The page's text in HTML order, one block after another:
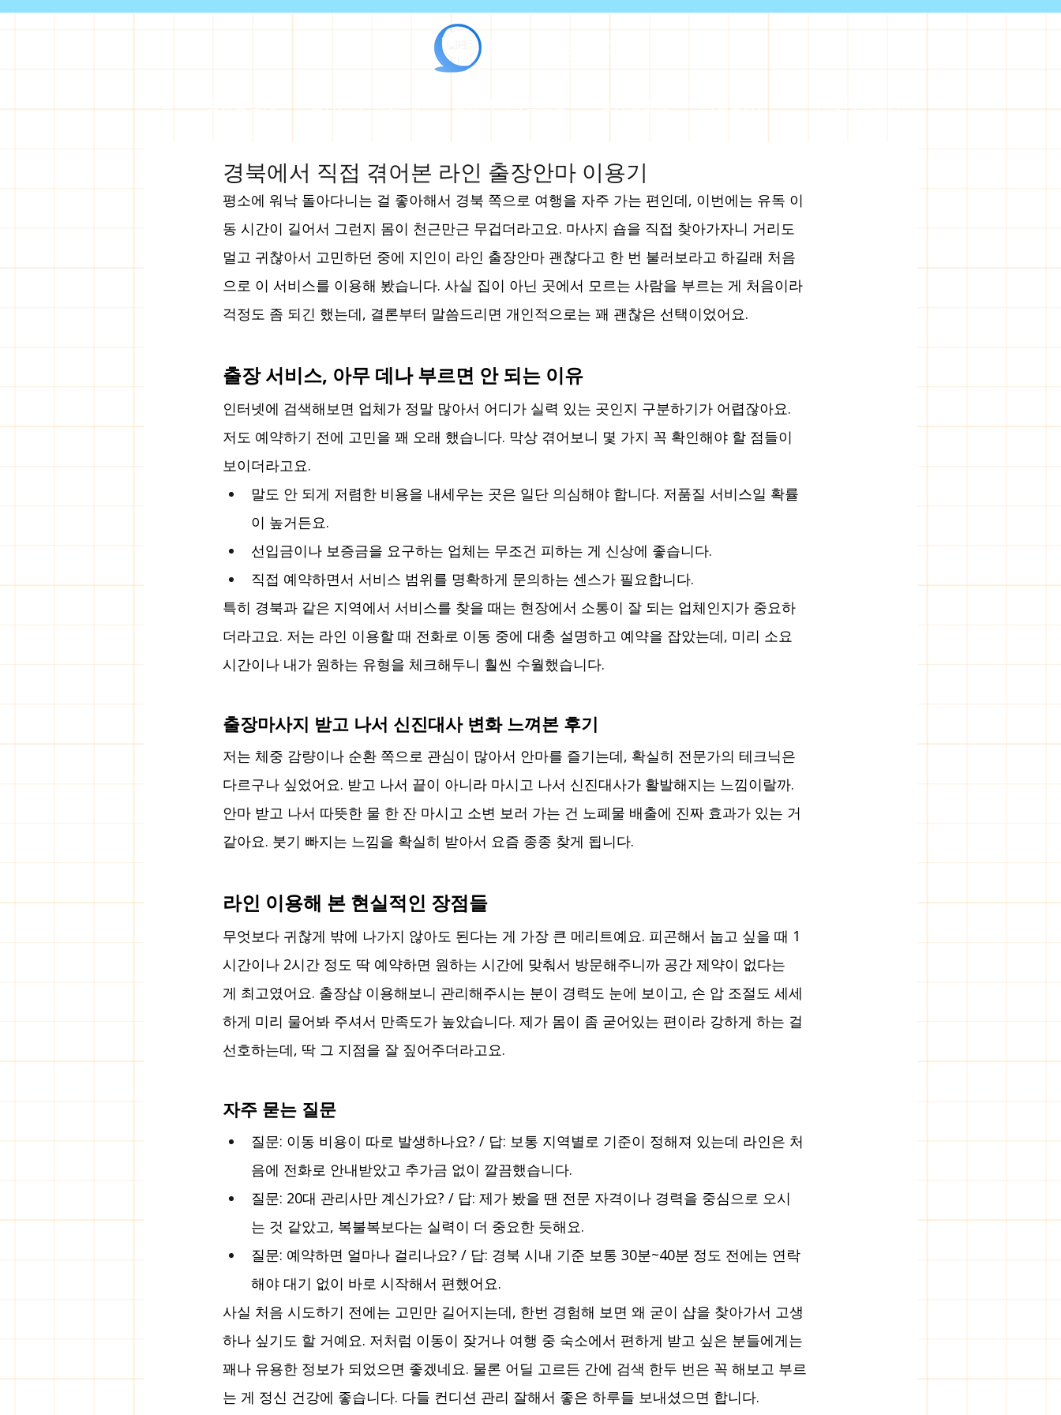
라인출장안마
홈 출장샵 소개 출장안마 이용안내 출장 매니저 프로필 출장 블로그 서울출장안마 전체 지역 보기
경북에서 직접 겪어본 라인 출장안마 이용기
평소에 워낙 돌아다니는 걸 좋아해서 경북 쪽으로 여행을 자주 가는 편인데, 이번에는 유독 이
동 시간이 길어서 그런지 몸이 천근만근 무겁더라고요. 마사지 숍을 직접 찾아가자니 거리도
멀고 귀찮아서 고민하던 중에 지인이 라인 출장안마 괜찮다고 한 번 불러보라고 하길래 처음
으로 이 서비스를 이용해 봤습니다. 사실 집이 아닌 곳에서 모르는 사람을 부르는 게 처음이라
걱정도 좀 되긴 했는데, 결론부터 말씀드리면 개인적으로는 꽤 괜찮은 선택이었어요.
출장 서비스, 아무 데나 부르면 안 되는 이유
인터넷에 검색해보면 업체가 정말 많아서 어디가 실력 있는 곳인지 구분하기가 어렵잖아요.
저도 예약하기 전에 고민을 꽤 오래 했습니다. 막상 겪어보니 몇 가지 꼭 확인해야 할 점들이
보이더라고요.
말도 안 되게 저렴한 비용을 내세우는 곳은 일단 의심해야 합니다. 저품질 서비스일 확률
이 높거든요.
선입금이나 보증금을 요구하는 업체는 무조건 피하는 게 신상에 좋습니다.
직접 예약하면서 서비스 범위를 명확하게 문의하는 센스가 필요합니다.
특히 경북과 같은 지역에서 서비스를 찾을 때는 현장에서 소통이 잘 되는 업체인지가 중요하
더라고요. 저는 라인 이용할 때 전화로 이동 중에 대충 설명하고 예약을 잡았는데, 미리 소요
시간이나 내가 원하는 유형을 체크해두니 훨씬 수월했습니다.
출장마사지 받고 나서 신진대사 변화 느껴본 후기
저는 체중 감량이나 순환 쪽으로 관심이 많아서 안마를 즐기는데, 확실히 전문가의 테크닉은
다르구나 싶었어요. 받고 나서 끝이 아니라 마시고 나서 신진대사가 활발해지는 느낌이랄까.
안마 받고 나서 따뜻한 물 한 잔 마시고 소변 보러 가는 건 노폐물 배출에 진짜 효과가 있는 거
같아요. 붓기 빠지는 느낌을 확실히 받아서 요즘 종종 찾게 됩니다.
라인 이용해 본 현실적인 장점들
무엇보다 귀찮게 밖에 나가지 않아도 된다는 게 가장 큰 메리트예요. 피곤해서 눕고 싶을 때 1
시간이나 2시간 정도 딱 예약하면 원하는 시간에 맞춰서 방문해주니까 공간 제약이 없다는
게 최고였어요. 출장샵 이용해보니 관리해주시는 분이 경력도 눈에 보이고, 손 압 조절도 세세
하게 미리 물어봐 주셔서 만족도가 높았습니다. 제가 몸이 좀 굳어있는 편이라 강하게 하는 걸
선호하는데, 딱 그 지점을 잘 짚어주더라고요.
자주 묻는 질문
질문: 이동 비용이 따로 발생하나요? / 답: 보통 지역별로 기준이 정해져 있는데 라인은 처
음에 전화로 안내받았고 추가금 없이 깔끔했습니다.
질문: 20대 관리사만 계신가요? / 답: 제가 봤을 땐 전문 자격이나 경력을 중심으로 오시
는 것 같았고, 복불복보다는 실력이 더 중요한 듯해요.
질문: 예약하면 얼마나 걸리나요? / 답: 경북 시내 기준 보통 30분~40분 정도 전에는 연락
해야 대기 없이 바로 시작해서 편했어요.
사실 처음 시도하기 전에는 고민만 길어지는데, 한번 경험해 보면 왜 굳이 샵을 찾아가서 고생
하나 싶기도 할 거예요. 저처럼 이동이 잦거나 여행 중 숙소에서 편하게 받고 싶은 분들에게는
꽤나 유용한 정보가 되었으면 좋겠네요. 물론 어딜 고르든 간에 검색 한두 번은 꼭 해보고 부르
는 게 정신 건강에 좋습니다. 다들 컨디션 관리 잘해서 좋은 하루들 보내셨으면 합니다.